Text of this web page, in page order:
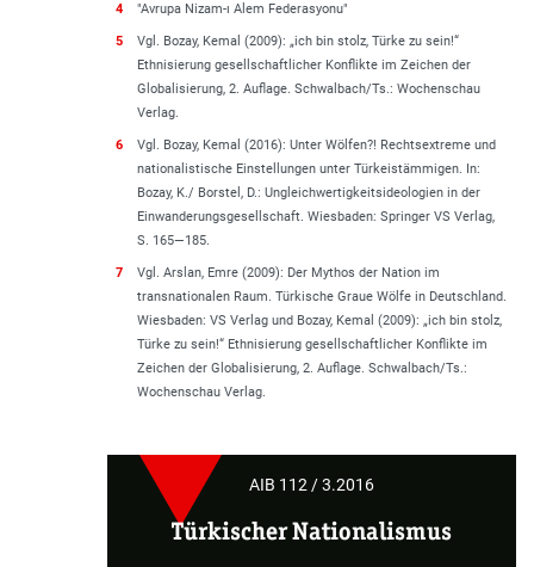
4 "Avrupa Nizam-ı Alem Federasyonu"
5
Vgl. Bozay, Kemal (2009): „ich bin stolz, Türke zu sein!“
Ethnisierung gesellschaftlicher Konflikte im Zeichen der
Globalisierung, 2. Auflage. Schwalbach/Ts.: Wochenschau
Verlag.
6
Vgl. Bozay, Kemal (2016): Unter Wölfen?! Rechtsextreme und
nationalistische Einstellungen unter Türkeistämmigen. In:
Bozay, K./ Borstel, D.: Ungleichwertigkeitsideologien in der
Einwanderungsgesellschaft. Wiesbaden: Springer VS Verlag,
S. 165—185.
7
Vgl. Arslan, Emre (2009): Der Mythos der Nation im
transnationalen Raum. Türkische Graue Wölfe in Deutschland.
Wiesbaden: VS Verlag und Bozay, Kemal (2009): „ich bin stolz,
Türke zu sein!“ Ethnisierung gesellschaftlicher Konflikte im
Zeichen der Globalisierung, 2. Auflage. Schwalbach/Ts.:
Wochenschau Verlag.
AIB 112 / 3.2016
Türkischer Nationalismus